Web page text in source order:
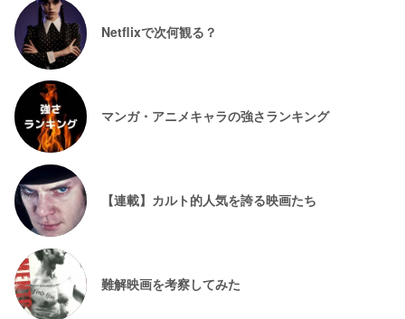
Netflixで次何観る？
マンガ・アニメキャラの強さランキング
【連載】カルト的人気を誇る映画たち
難解映画を考察してみた